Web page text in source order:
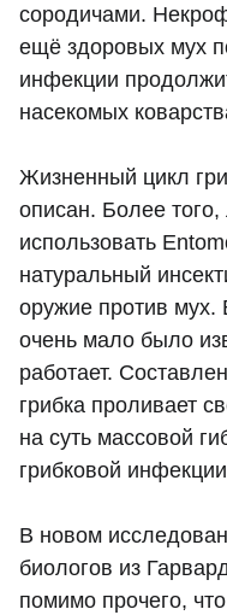
сородичами.
ещё здоровых мух
инфекции
насекомых
Жизненный цикл
описан. Более
использовать
натуральный
оружие против мух.
очень мало было
работает.
грибка проливает
на суть массовой
грибковой
В новом
биологов из
помимо прочего,